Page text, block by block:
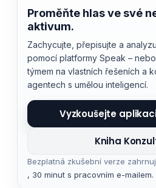
Proměňte hlas ve své
aktivum.
Zachycujte, přepisujte a
pomocí platformy Speak –
týmem na vlastních řešeních a
agentech s umělou inteligencí.
Vyzkoušejte
Kniha
Bezplatná zkušební verze
, 30 minut s pracovním e-mailem.